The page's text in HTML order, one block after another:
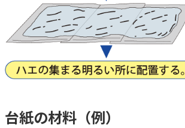
台紙の材料（例）